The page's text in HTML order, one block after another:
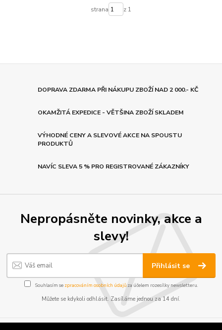
strana z 1
DOPRAVA ZDARMA PŘI NÁKUPU ZBOŽÍ NAD 2 000.- KČ
OKAMŽITÁ EXPEDICE - VĚTŠINA ZBOŽÍ SKLADEM
VÝHODNÉ CENY A SLEVOVÉ AKCE NA SPOUSTU
PRODUKTŮ
NAVÍC SLEVA 5 % PRO REGISTROVANÉ ZÁKAZNÍKY
Nepropásněte novinky, akce a
slevy!
Přihlásit se
Souhlasím se zpracováním osobních údajůza účelem rozesílky newsletteru.
Můžete se kdykoli odhlásit. Zasíláme jednou za 14 dní.